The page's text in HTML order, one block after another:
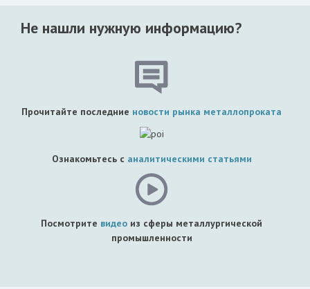
Не нашли нужную информацию?
Прочитайте последние новости рынка металлопроката
Ознакомьтесь с аналитическими статьями
Посмотрите видео из сферы металлургической
промышленности